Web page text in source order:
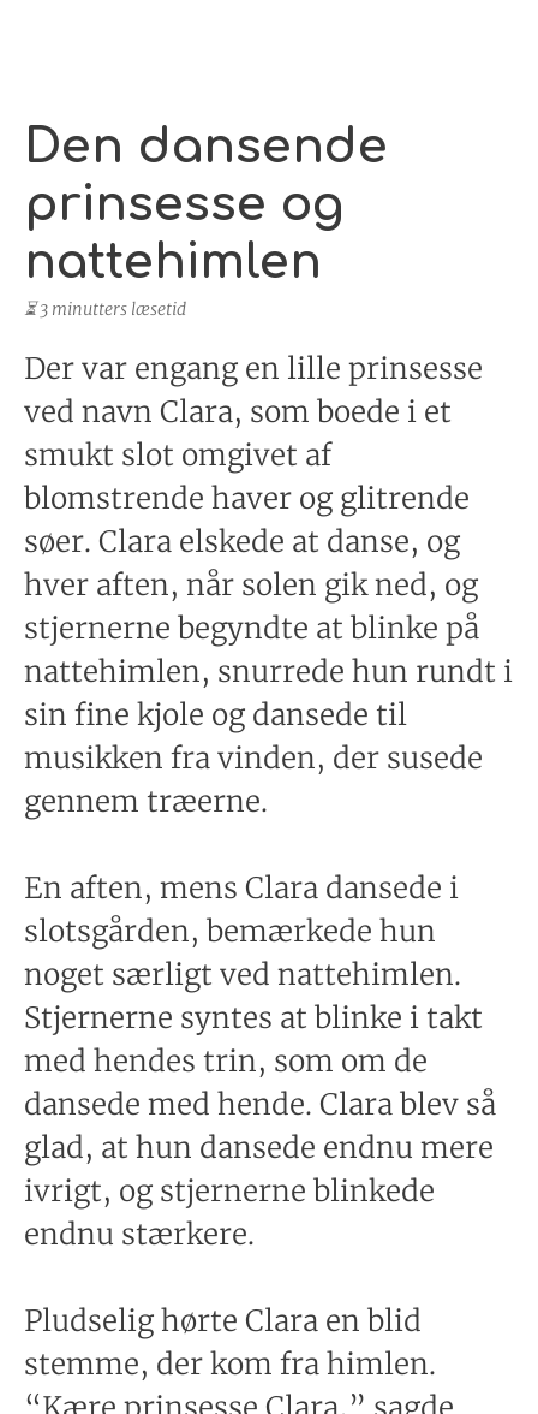
Den dansende
prinsesse og
nattehimlen
⏳ 3 minutters læsetid
Der var engang en lille prinsesse
ved navn Clara, som boede i et
smukt slot omgivet af
blomstrende haver og glitrende
søer. Clara elskede at danse, og
hver aften, når solen gik ned, og
stjernerne begyndte at blinke på
nattehimlen, snurrede hun rundt i
sin fine kjole og dansede til
musikken fra vinden, der susede
gennem træerne.
En aften, mens Clara dansede i
slotsgården, bemærkede hun
noget særligt ved nattehimlen.
Stjernerne syntes at blinke i takt
med hendes trin, som om de
dansede med hende. Clara blev så
glad, at hun dansede endnu mere
ivrigt, og stjernerne blinkede
endnu stærkere.
Pludselig hørte Clara en blid
stemme, der kom fra himlen.